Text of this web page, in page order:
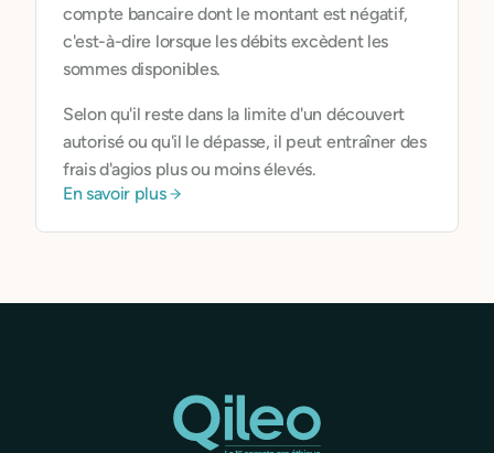
compte bancaire dont le montant est négatif,
c'est-à-dire lorsque les débits excèdent les
sommes disponibles.
Selon qu'il reste dans la limite d'un découvert
autorisé ou qu'il le dépasse, il peut entraîner des
frais d'agios plus ou moins élevés.
En savoir plus